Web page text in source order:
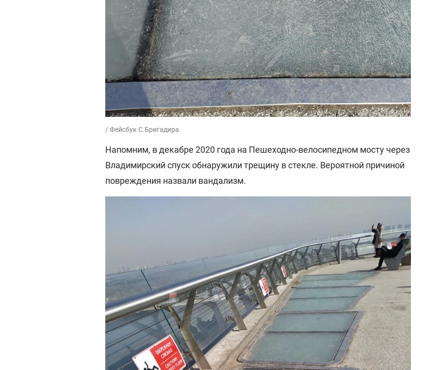
/ Фейсбук С.Бригадира
Напомним, в декабре 2020 года на Пешеходно-велосипедном мосту через
Владимирский спуск обнаружили трещину в стекле. Вероятной причиной
повреждения назвали вандализм.